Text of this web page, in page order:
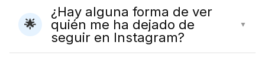
🌟
¿Hay alguna forma de ver
quién me ha dejado de
seguir en Instagram?
▼